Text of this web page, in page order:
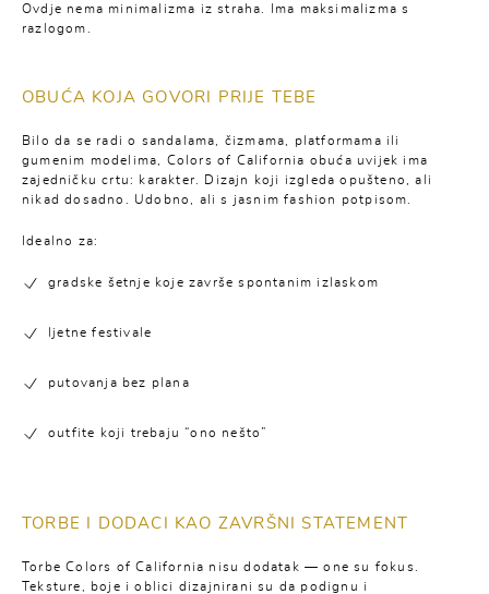
Ovdje nema minimalizma iz straha. Ima maksimalizma s
razlogom.
OBUĆA KOJA GOVORI PRIJE TEBE
Bilo da se radi o sandalama, čizmama, platformama ili
gumenim modelima, Colors of California obuća uvijek ima
zajedničku crtu: karakter. Dizajn koji izgleda opušteno, ali
nikad dosadno. Udobno, ali s jasnim fashion potpisom.
Idealno za:
gradske šetnje koje završe spontanim izlaskom
ljetne festivale
putovanja bez plana
outfite koji trebaju “ono nešto”
TORBE I DODACI KAO ZAVRŠNI STATEMENT
Torbe Colors of California nisu dodatak — one su fokus.
Teksture, boje i oblici dizajnirani su da podignu i